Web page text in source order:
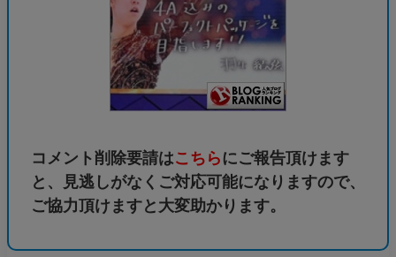
コメント削除要請はこちら にご報告頂けます
と、見逃しがなくご対応可能になりますので、
ご協力頂けますと大変助かります。